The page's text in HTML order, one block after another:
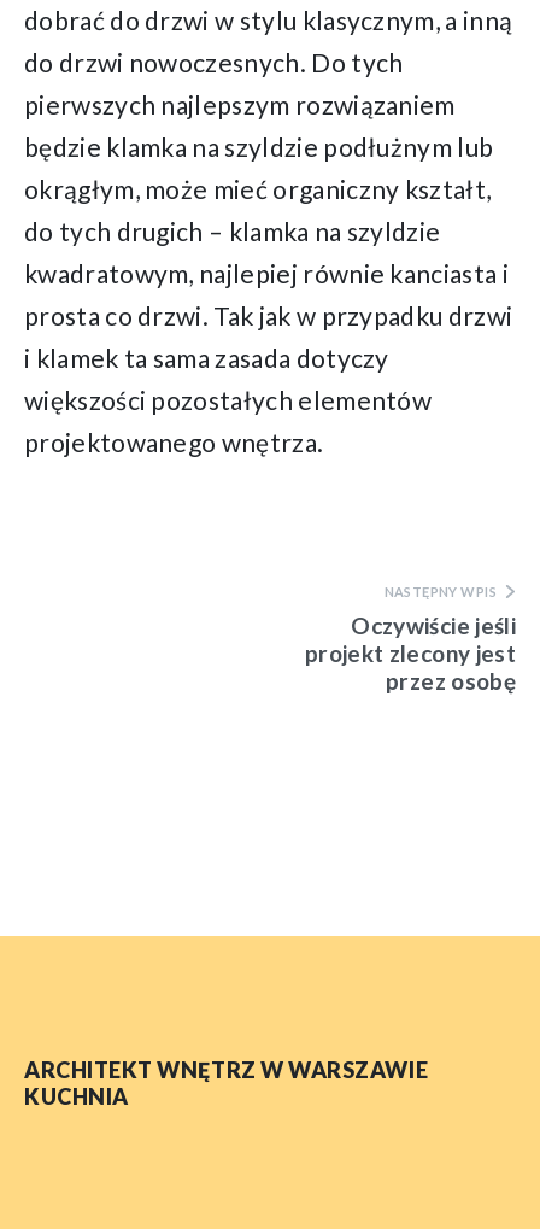
dobrać do drzwi w stylu klasycznym, a inną
do drzwi nowoczesnych. Do tych
pierwszych najlepszym rozwiązaniem
będzie klamka na szyldzie podłużnym lub
okrągłym, może mieć organiczny kształt,
do tych drugich – klamka na szyldzie
kwadratowym, najlepiej równie kanciasta i
prosta co drzwi. Tak jak w przypadku drzwi
i klamek ta sama zasada dotyczy
większości pozostałych elementów
projektowanego wnętrza.
NASTĘPNY WPIS
Oczywiście jeśli
projekt zlecony jest
przez osobę
ARCHITEKT WNĘTRZ W WARSZAWIE
KUCHNIA